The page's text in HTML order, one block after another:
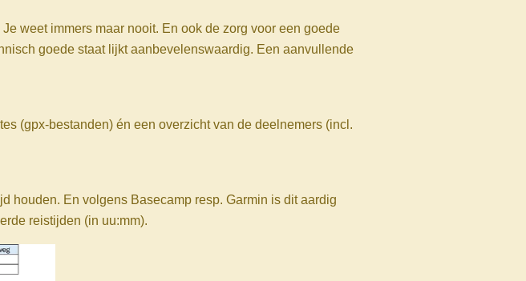
weet immers maar nooit. En ook de zorg voor een goede
goede staat lijkt aanbevelenswaardig. Een aanvullende
(gpx-bestanden) én een overzicht van de deelnemers (incl.
houden. En volgens Basecamp resp. Garmin is dit aardig
reistijden (in uu:mm).